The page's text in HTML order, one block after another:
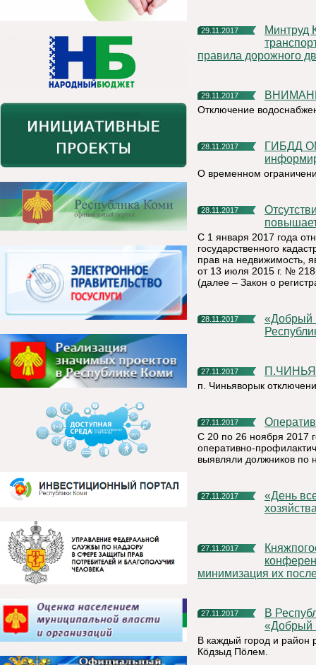
29.11.2017
Минтруд Коми: организации, которые эксплуатируют
правила дорожного
29.11.2017
Отключение
28.11.2017
ГИБДД ОМВД России по Княжпогостскому району
О временном
28.11.2017
Отсутствие межевания не лишает права собственности, но
С 1 января 2017 года
государственного
прав на недвижимость,
от 13 июля 2015 г. №
(далее – Закон о
28.11.2017
«Добрый Новый год» стучится в двери каждого жителя
27.11.2017
п. Чиньяворык
27.11.2017
С 20 по 26 ноября 2017
оперативно-
выявляли должников
27.11.2017
«День всеобуча в сфере жилищно–коммунального
27.11.2017
Княжпогостский район принял участие в республиканской
минимизация их
27.11.2017
В Республике Коми впервые стартует республиканская акция
«Добрый
В каждый город и район
Кöдзыд Пöлем.